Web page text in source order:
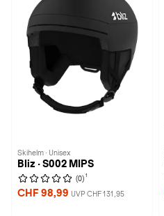
Skihelm · Unisex
Bliz · S002 MIPS
(0) 1
CHF 98,99 UVP CHF 131,95